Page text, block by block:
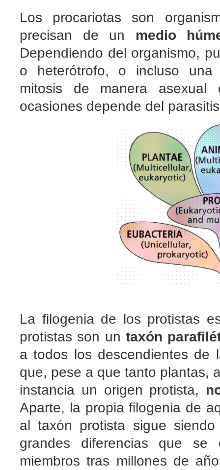
Los procariotas son
precisan de un medio
Dependiendo del organismo,
o heterótrofo, o incluso una
mitosis de manera asexual
ocasiones depende del
La filogenia de los protistas
protistas son un taxón
a todos los descendientes de
que, pese a que tanto plantas,
instancia un origen protista,
Aparte, la propia filogenia de
al taxón protista sigue
grandes diferencias que se
miembros tras millones de